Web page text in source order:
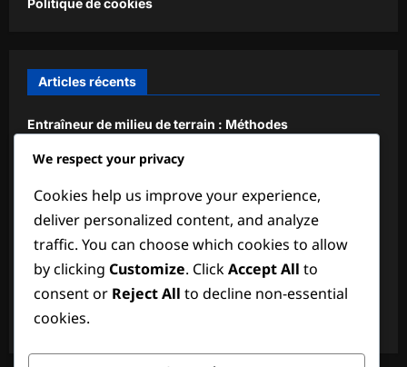
Articles récents
Entraîneur de milieu de terrain : Méthodes
Milieu de terrain de secours : Polyvalence, Disponibilité,
Soutien
Défenseur International : Compétition, Visibilité,
Compétences
Tactiques de défense : Formations, Stratégies, Rôles
We respect your privacy
Cookies help us improve your experience,
deliver personalized content, and analyze
traffic. You can choose which cookies to allow
by clicking Customize. ClickAccept All to
consent or Reject All to decline non-essential
cookies.